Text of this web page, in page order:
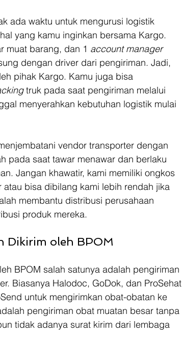
ada waktu untuk mengurusi logistik
yang kamu inginkan bersama Kargo.
muat barang, dan 1 account manager
dengan driver dari pengiriman. Jadi,
pihak Kargo. Kamu juga bisa
truk pada saat pengiriman melalui
menyerahkan kebutuhan logistik mulai
vendor transporter dengan
pada saat tawar menawar dan berlaku
Jangan khawatir, kami memiliki ongkos
bisa dibilang kami lebih rendah jika
membantu distribusi perusahaan
produk mereka.
Dikirim oleh BPOM
BPOM salah satunya adalah pengiriman
Biasanya Halodoc, GoDok, dan ProSehat
untuk mengirimkan obat-obatan ke
pengiriman obat muatan besar tanpa
tidak adanya surat kirim dari lembaga